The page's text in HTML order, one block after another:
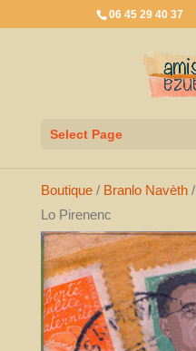
06 45 29 40 37
Select Page
Boutique/ Branlo Navèth/
Lo Pirenenc